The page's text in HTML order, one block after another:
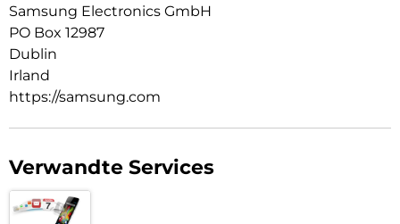
Samsung Electronics GmbH
PO Box 12987
Dublin
Irland
https://samsung.com
Verwandte Services